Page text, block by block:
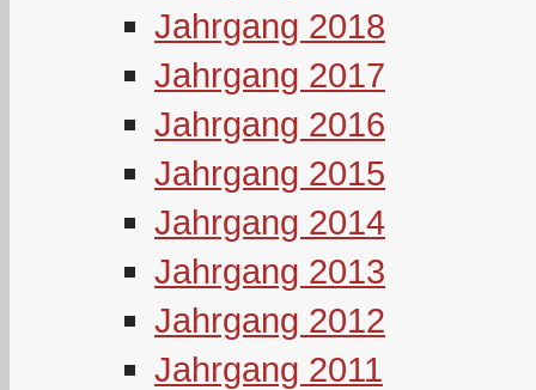
Jahrgang 2018
Jahrgang 2017
Jahrgang 2016
Jahrgang 2015
Jahrgang 2014
Jahrgang 2013
Jahrgang 2012
Jahrgang 2011